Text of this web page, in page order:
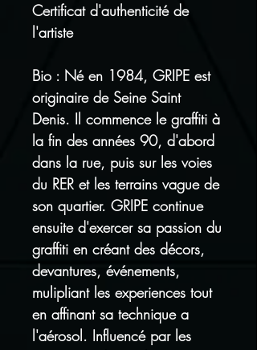
Certificat d'authenticité de
l'artiste
Bio : Né en 1984, GRIPE est
originaire de Seine Saint
Denis. Il commence le graffiti à
la fin des années 90, d'abord
dans la rue, puis sur les voies
du RER et les terrains vague de
son quartier. GRIPE continue
ensuite d'exercer sa passion du
graffiti en créant des décors,
devantures, événements,
mulipliant les experiences tout
en affinant sa technique a
l'aérosol. Influencé par les